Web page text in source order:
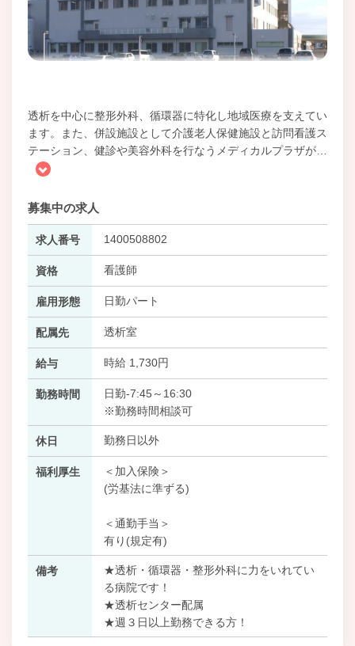
透析を中心に整形外科、循環器に特化し地域医療を支えてい
ます。また、併設施設として介護老人保健施設と訪問看護ス
テーション、健診や美容外科を行なうメディカルプラザが
募集中の求人
求人番号 1400508802
資格 看護師
雇用形態 日勤パート
配属先 透析室
給与 時給 1,730円
勤務時間
日勤-7:45～16:30
※勤務時間相談可
休日 勤務日以外
福利厚生
＜加入保険＞
(労基法に準ずる)
＜通勤手当＞
有り(規定有)
備考
★透析・循環器・整形外科に力をいれてい
る病院です！
★透析センター配属
★週３日以上勤務できる方！